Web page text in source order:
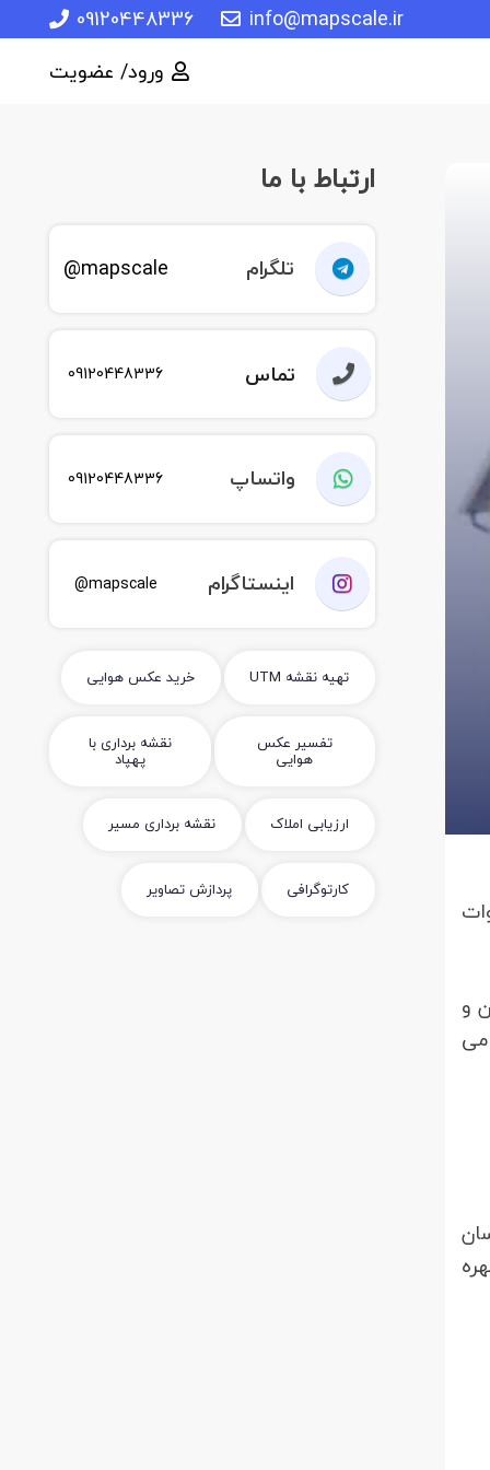
info@mapscale.ir
09120448336
ورود/ عضویت
و
می
ارتباط با ما
تلگرام mapscale@
تماس 09120448336
واتساپ 09120448336
اینستاگرام mapscale@
تهیه نقشه UTM خرید عکس هوایی
تفسیر عکس
هوایی
نقشه برداری با
پهپاد
ارزیابی املاک نقشه برداری مسیر
کارتوگرافی پردازش تصاویر